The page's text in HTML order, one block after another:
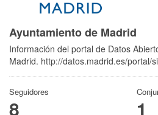
Ayuntamiento de Madrid
Información del portal de Datos
Madrid. http://datos.madrid.es/portal/
Seguidores
8 1